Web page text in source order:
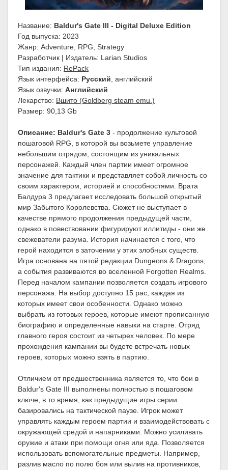
Название: Baldur's Gate III - Digital Deluxe Edition
Год выпуска: 2023
Жанр: Adventure, RPG, Strategy
Разработчик | Издатель: Larian Studios
Тип издания: RePack
Язык интерфейса: Русский, английский
Язык озвучки: Английский
Лекарство: Вшито (Goldberg steam emu.)
Размер: 90,13 Gb
Описание: Baldur's Gate 3 - продолжение культовой
пошаговой RPG, в которой вы возьмете управление
небольшим отрядом, состоящим из уникальных
персонажей. Каждый член партии имеет огромное
значение для тактики и представляет собой личность со
своим характером, историей и способностями. Врата
Балдура 3 предлагает исследовать большой открытый
мир Забытого Королевства. Сюжет не выступает в
качестве прямого продолжения предыдущей части,
однако в повествовании фигурируют иллитиды - они же
свежеватели разума. История начинается с того, что
герой находится в заточении у этих злобных существ.
Игра основана на пятой редакции Dungeons & Dragons,
а события развиваются во вселенной Forgotten Realms.
Перед началом кампании позволяется создать игрового
персонажа. На выбор доступно 15 рас, каждая из
которых имеет свои особенности. Однако можно
выбрать из готовых героев, которые имеют прописанную
биографию и определенные навыки на старте. Отряд
главного героя состоит из четырех человек. По мере
прохождения кампании вы будете встречать новых
героев, которых можно взять в партию.
Отличием от предшественника является то, что бои в
Baldur's Gate III выполнены полностью в пошаговом
ключе, в то время, как предыдущие игры серии
базировались на тактической паузе. Игрок может
управлять каждым героем партии и взаимодействовать с
окружающей средой и напарниками. Можно усиливать
оружие и атаки при помощи огня или яда. Позволяется
использовать вспомогательные предметы. Например,
разлив масло по полю боя или вылив на противников,